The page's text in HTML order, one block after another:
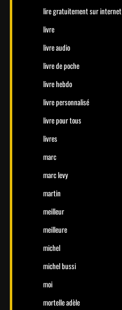
lire gratuitement sur internet
livre
livre audio
livre de poche
livre hebdo
livre personnalisé
livre pour tous
livres
marc
marc levy
martin
meilleur
meilleure
michel
michel bussi
moi
mortelle adèle